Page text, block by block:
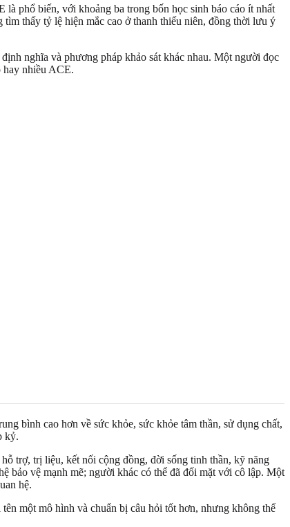
phổ biến, với khoảng ba trong bốn học sinh báo cáo ít nhất
thấy tỷ lệ hiện mắc cao ở thanh thiếu niên, đồng thời lưu ý
nghĩa và phương pháp khảo sát khác nhau. Một người đọc
hay nhiều ACE.
bình cao hơn về sức khỏe, sức khỏe tâm thần, sử dụng chất,
kỷ.
trợ, trị liệu, kết nối cộng đồng, đời sống tinh thần, kỹ năng
bảo vệ mạnh mẽ; người khác có thể đã đối mặt với cô lập. Một
hệ.
một mô hình và chuẩn bị câu hỏi tốt hơn, nhưng không thể